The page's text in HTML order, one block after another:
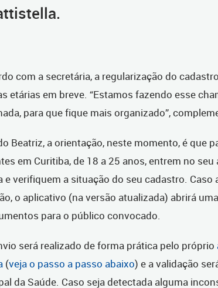
com a secretária, a regularização do
etárias em breve. “Estamos fazendo esse
para que fique mais organizado”,
Beatriz, a orientação, neste momento, é que
em Curitiba, de 18 a 25 anos, entrem no
e verifiquem a situação do seu cadastro. Caso
o aplicativo (na versão atualizada) abrirá
para o público convocado.
será realizado de forma prática pelo próprio
(veja o passo a passo abaixo) e a validação
da Saúde. Caso seja detectada alguma